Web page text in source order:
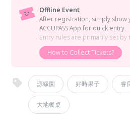
Offline Event
After registration, simply show
ACCUPASS App for quick entry.
Entry rules are primarily set by
How to Collect Tickets?
源緣園 好時果子 睿
大地餐桌